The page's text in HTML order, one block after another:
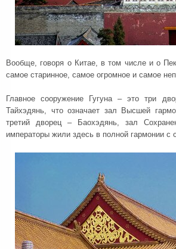
Вообще, говоря о Китае, в том числе и о
самое старинное, самое огромное и самое
Главное сооружение Гугуна – это три
Тайхэдянь, что означает зал Высшей
третий дворец – Баохэдянь, зал
императоры жили здесь в полной гармонии